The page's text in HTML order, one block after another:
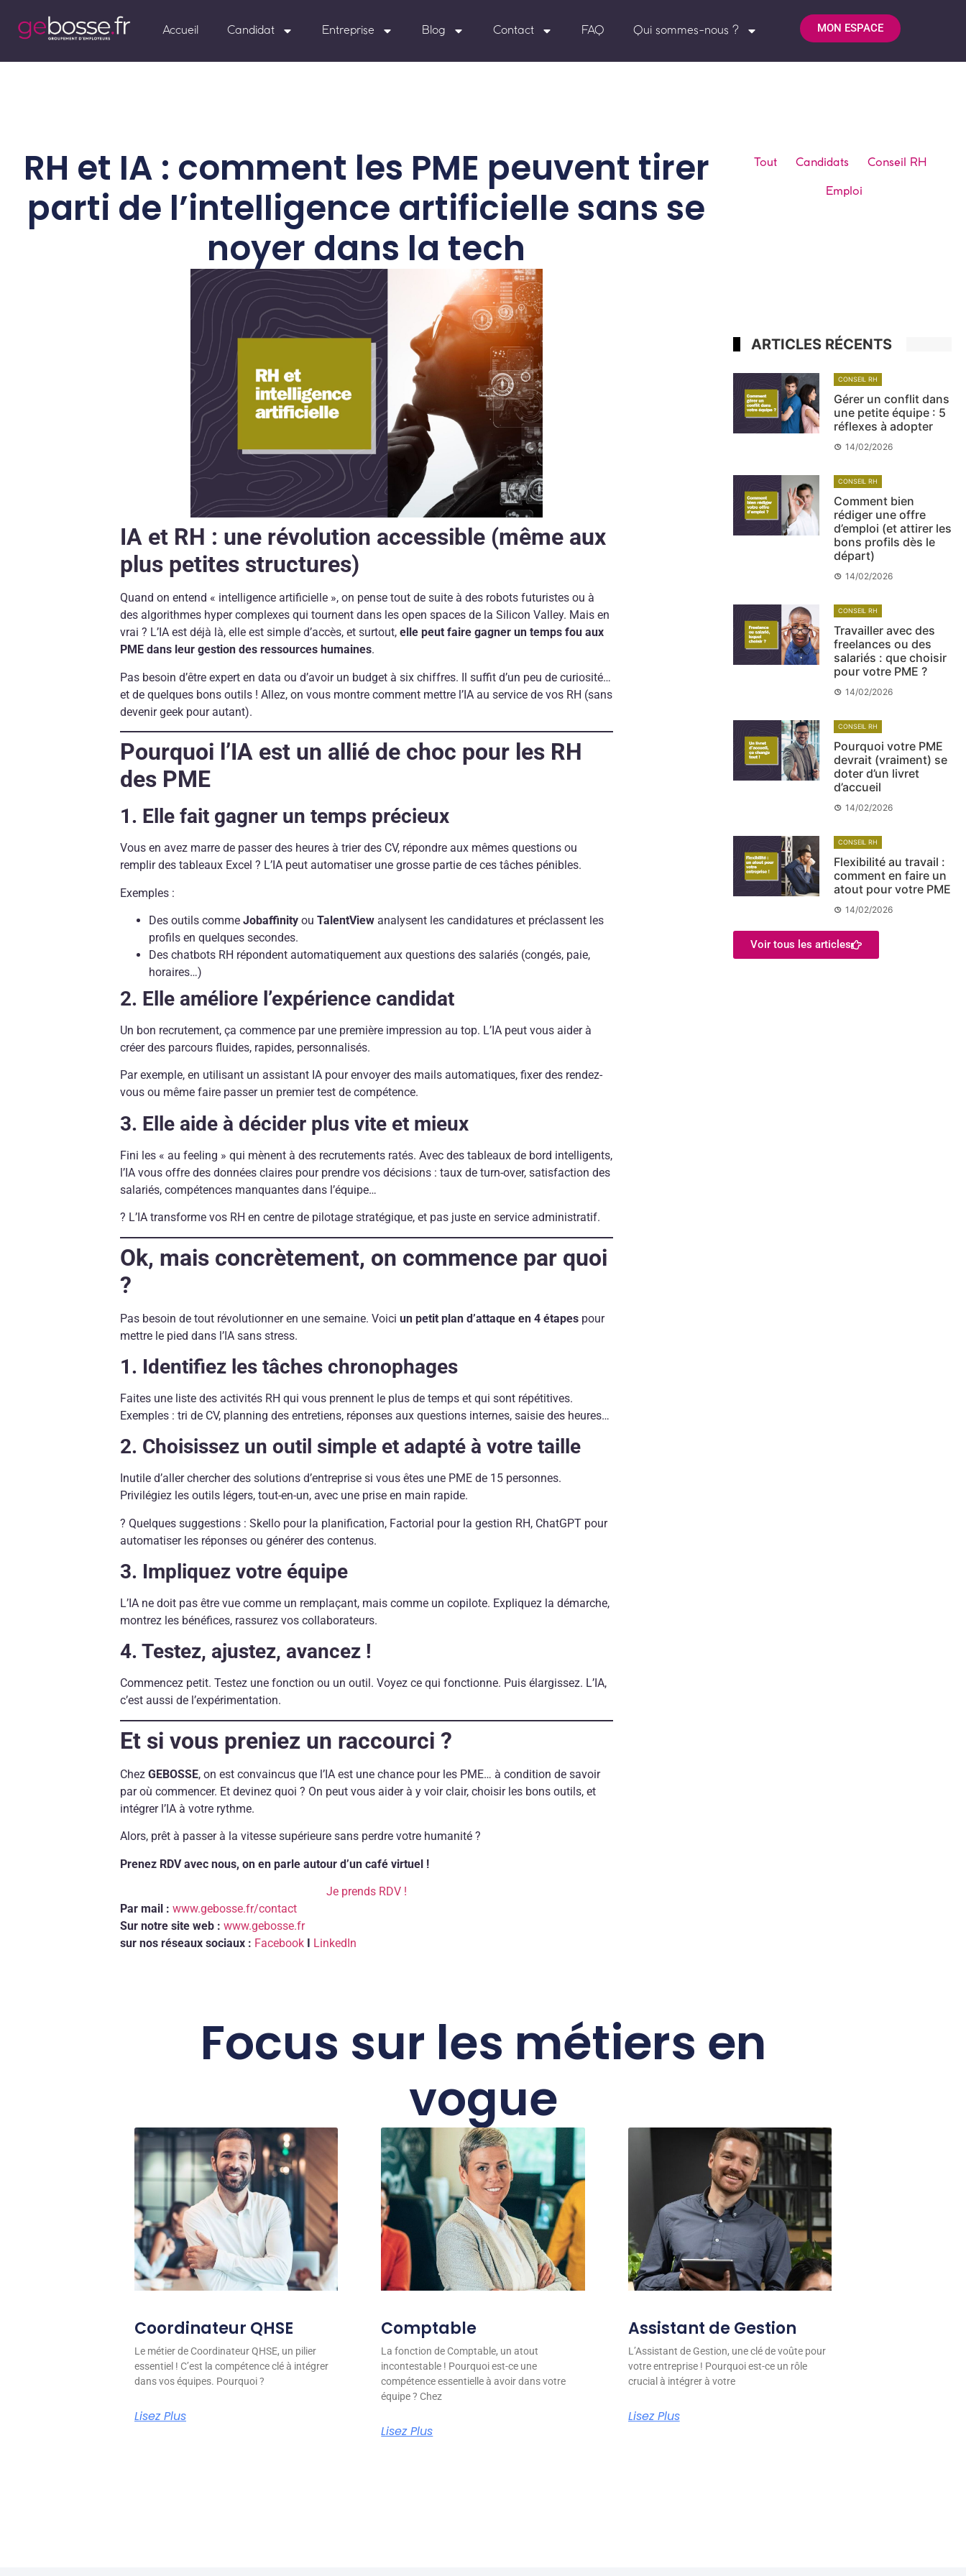
Accueil Candidat Entreprise Blog Contact FAQ Qui sommes-nous ? MON ESPACE
RH et IA : comment les PME peuvent tirer
parti de l’intelligence artificielle sans se
noyer dans la tech
IA et RH : une révolution accessible (même aux
plus petites structures)
Quand on entend « intelligence artificielle », on pense tout de suite à des robots futuristes ou à
des algorithmes hyper complexes qui tournent dans les open spaces de la Silicon Valley. Mais en
vrai ? L’IA est déjà là, elle est simple d’accès, et surtout, elle peut faire gagner un temps fou aux
PME dans leur gestion des ressources humaines.
Pas besoin d’être expert en data ou d’avoir un budget à six chiffres. Il suffit d’un peu de curiosité…
et de quelques bons outils ! Allez, on vous montre comment mettre l’IA au service de vos RH (sans
devenir geek pour autant).
Pourquoi l’IA est un allié de choc pour les RH
des PME
1. Elle fait gagner un temps précieux
Vous en avez marre de passer des heures à trier des CV, répondre aux mêmes questions ou
remplir des tableaux Excel ? L’IA peut automatiser une grosse partie de ces tâches pénibles.
Exemples :
Des outils comme Jobaffinityou TalentViewanalysent les candidatures et préclassent les
profils en quelques secondes.
Des chatbots RH répondent automatiquement aux questions des salariés (congés, paie,
horaires…)
2. Elle améliore l’expérience candidat
Un bon recrutement, ça commence par une première impression au top. L’IA peut vous aider à
créer des parcours fluides, rapides, personnalisés.
Par exemple, en utilisant un assistant IA pour envoyer des mails automatiques, fixer des rendez-
vous ou même faire passer un premier test de compétence.
3. Elle aide à décider plus vite et mieux
Fini les « au feeling » qui mènent à des recrutements ratés. Avec des tableaux de bord intelligents,
l’IA vous offre des données claires pour prendre vos décisions : taux de turn-over, satisfaction des
salariés, compétences manquantes dans l’équipe…
? L’IA transforme vos RH en centre de pilotage stratégique, et pas juste en service administratif.
Ok, mais concrètement, on commence par quoi
?
Pas besoin de tout révolutionner en une semaine. Voici un petit plan d’attaque en 4 étapespour
mettre le pied dans l’IA sans stress.
1. Identifiez les tâches chronophages
Faites une liste des activités RH qui vous prennent le plus de temps et qui sont répétitives.
Exemples : tri de CV, planning des entretiens, réponses aux questions internes, saisie des heures…
2. Choisissez un outil simple et adapté à votre taille
Inutile d’aller chercher des solutions d’entreprise si vous êtes une PME de 15 personnes.
Privilégiez les outils légers, tout-en-un, avec une prise en main rapide.
? Quelques suggestions : Skello pour la planification, Factorial pour la gestion RH, ChatGPT pour
automatiser les réponses ou générer des contenus.
3. Impliquez votre équipe
L’IA ne doit pas être vue comme un remplaçant, mais comme un copilote. Expliquez la démarche,
montrez les bénéfices, rassurez vos collaborateurs.
4. Testez, ajustez, avancez !
Commencez petit. Testez une fonction ou un outil. Voyez ce qui fonctionne. Puis élargissez. L’IA,
c’est aussi de l’expérimentation.
Et si vous preniez un raccourci ?
Chez GEBOSSE, on est convaincus que l’IA est une chance pour les PME… à condition de savoir
par où commencer. Et devinez quoi ? On peut vous aider à y voir clair, choisir les bons outils, et
intégrer l’IA à votre rythme.
Alors, prêt à passer à la vitesse supérieure sans perdre votre humanité ?
Prenez RDV avec nous, on en parle autour d’un café virtuel !
Je prends RDV !
Par mail : www.gebosse.fr/contact
Sur notre site web : www.gebosse.fr
sur nos réseaux sociaux : FacebookI LinkedIn
Tout Candidats
Conseil RH
Emploi
ARTICLES RÉCENTS
CONSEIL RH
Gérer un conflit dans
une petite équipe : 5
réflexes à adopter
14/02/2026
CONSEIL RH
Comment bien
rédiger une offre
d’emploi (et attirer les
bons profils dès le
départ)
14/02/2026
CONSEIL RH
Travailler avec des
freelances ou des
salariés : que choisir
pour votre PME ?
14/02/2026
CONSEIL RH
Pourquoi votre PME
devrait (vraiment) se
doter d’un livret
d’accueil
14/02/2026
CONSEIL RH
Flexibilité au travail :
comment en faire un
atout pour votre PME
14/02/2026
Voir tous les articles
Focus sur les métiers en
vogue
Coordinateur QHSE
Le métier de Coordinateur QHSE, un pilier
essentiel ! C’est la compétence clé à intégrer
dans vos équipes. Pourquoi ?
Lisez Plus
Comptable
La fonction de Comptable, un atout
incontestable ! Pourquoi est-ce une
compétence essentielle à avoir dans votre
équipe ? Chez
Lisez Plus
Assistant de Gestion
L’Assistant de Gestion, une clé de voûte pour
votre entreprise ! Pourquoi est-ce un rôle
crucial à intégrer à votre
Lisez Plus